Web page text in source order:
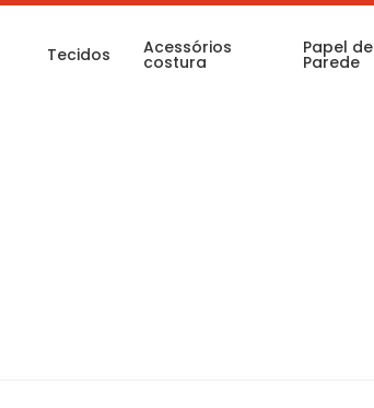
Tecidos Acessórios
costura
Papel de
Parede